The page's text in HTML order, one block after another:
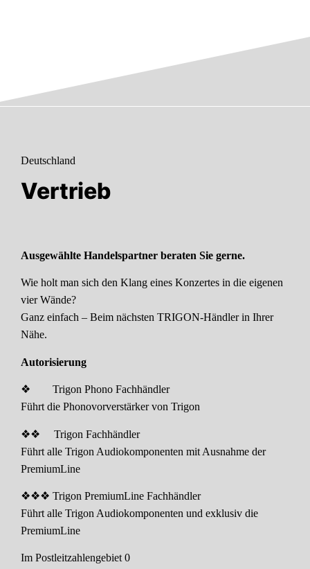
Deutschland
Vertrieb
Ausgewählte Handelspartner beraten Sie gerne.
Wie holt man sich den Klang eines Konzertes in die eigenen
vier Wände?
Ganz einfach – Beim nächsten TRIGON-Händler in Ihrer
Nähe.
Autorisierung
❖ Trigon Phono Fachhändler
Führt die Phonovorverstärker von Trigon
❖❖ Trigon Fachhändler
Führt alle Trigon Audiokomponenten mit Ausnahme der
PremiumLine
❖❖❖ Trigon PremiumLine Fachhändler
Führt alle Trigon Audiokomponenten und exklusiv die
PremiumLine
Im Postleitzahlengebiet 0